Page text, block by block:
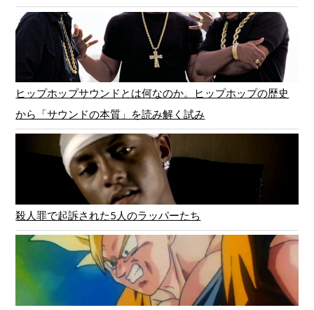
ヒップホップサウンドとは何なのか。ヒップホップの歴史
から「サウンドの本質」を読み解く試み
殺人罪で起訴された5人のラッパーたち